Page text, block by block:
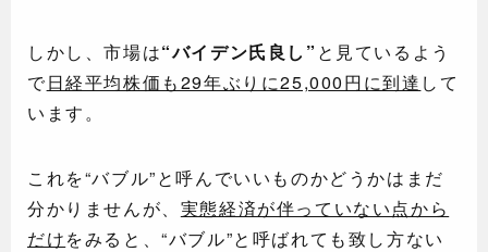
しかし、市場は“バイデン氏良し” と見ているよう
で日経平均株価も29年ぶりに25,000円に到達 して
います。
これを“バブル”と呼んでいいものかどうかはまだ
分かりませんが、 実態経済が伴っていない点から
だけをみると、“バブル”と呼ばれても致し方ない